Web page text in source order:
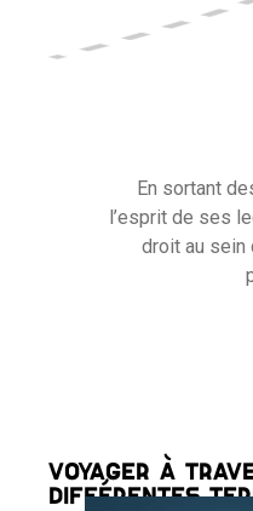
En sortant
l’esprit de ses
droit au
VOYAGER À
DIFFÉRENTES